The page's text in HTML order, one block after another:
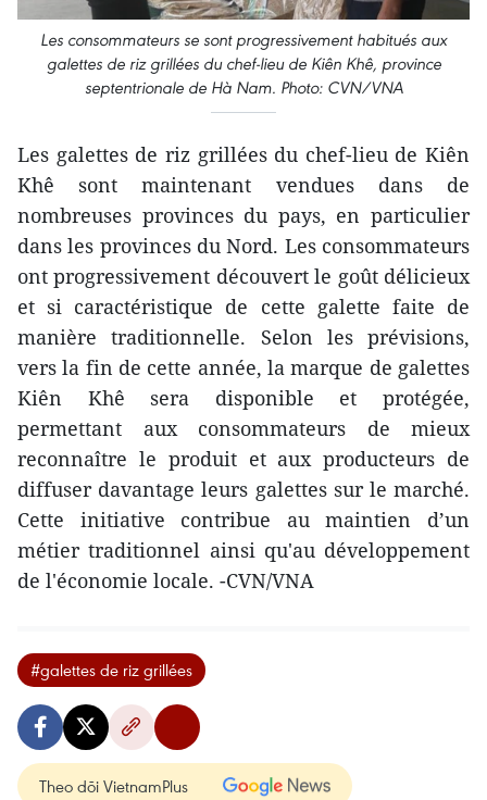
Les consommateurs se sont progressivement habitués aux
galettes de riz grillées du chef-lieu de Kiên Khê, province
septentrionale de Hà Nam. Photo: CVN/VNA
Les galettes de riz grillées du chef-lieu de Kiên
Khê sont maintenant vendues dans de
nombreuses provinces du pays, en particulier
dans les provinces du Nord. Les consommateurs
ont progressivement découvert le goût délicieux
et si caractéristique de cette galette faite de
manière traditionnelle. Selon les prévisions,
vers la fin de cette année, la marque de galettes
Kiên Khê sera disponible et protégée,
permettant aux consommateurs de mieux
reconnaître le produit et aux producteurs de
diffuser davantage leurs galettes sur le marché.
Cette initiative contribue au maintien d’un
métier traditionnel ainsi qu'au développement
de l'économie locale. -CVN/VNA
#galettes de riz grillées
Theo dõi VietnamPlus